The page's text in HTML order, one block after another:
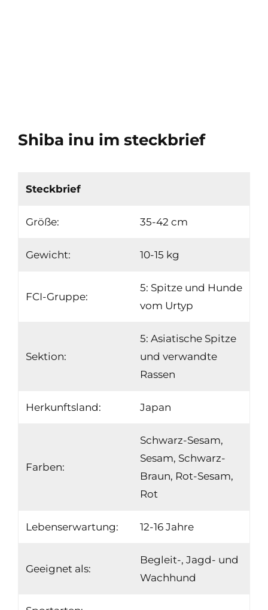
Shiba inu im steckbrief
Steckbrief
Größe: 35-42 cm
Gewicht: 10-15 kg
FCI-Gruppe:
5: Spitze und Hunde
vom Urtyp
Sektion:
5: Asiatische Spitze
und verwandte
Rassen
Herkunftsland: Japan
Farben:
Schwarz-Sesam,
Sesam, Schwarz-
Braun, Rot-Sesam,
Rot
Lebenserwartung: 12-16 Jahre
Geeignet als:
Begleit-, Jagd- und
Wachhund